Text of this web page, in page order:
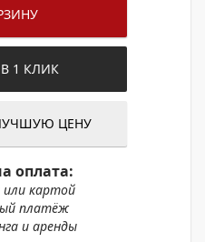
1 КЛИК
ЦЕНУ
оплата:
картой
платёж
и аренды